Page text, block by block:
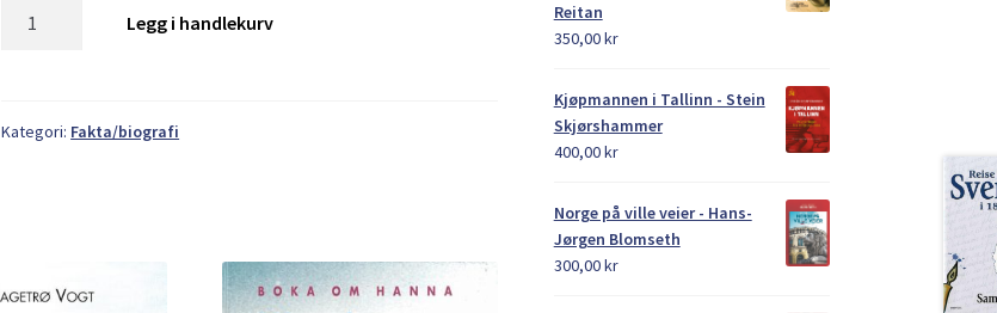
en
Legg i handlekurv
Kategori: Fakta/biografi
Reitan
350,00kr
Kjøpmannen i Tallinn - Stein
Skjørshammer
400,00kr
Norge på ville veier - Hans-
Jørgen Blomseth
300,00kr